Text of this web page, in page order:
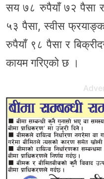
सय ७८ रुपैयाँ ७२ पैसा
५३ पैसा, स्वीस
रुपैयाँ ९८ पैसा र
कायम गरिएको छ ।